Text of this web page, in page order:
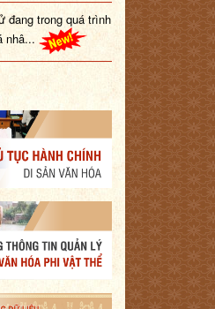
trong quá trình
nhâ...